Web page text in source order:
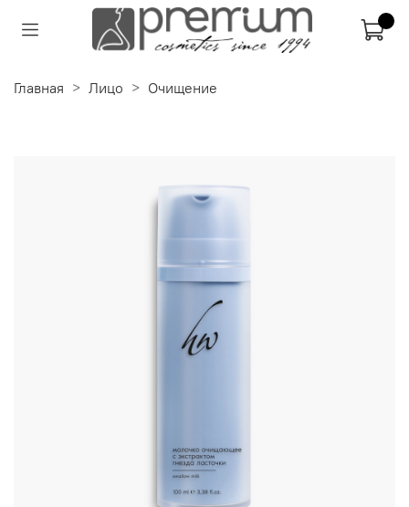
Главная Лицо Очищение